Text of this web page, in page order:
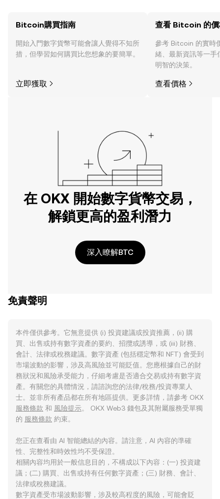
Bitcoin購買指南
開始入門數字貨幣可能會讓人覺得不知所
措，但學習如何購買比您想象的要簡單。
立即獲取
查看 Bitcoin 的
參考 Bitcoin 的實時
緒、最新資訊等一手
明智的決策。
查看價格
在 OKX 開始數字貨幣交易，
解鎖更高的盈利潛力
深入瞭解BTC
免責聲明
本件僅供參考。它無意提供 (i) 投資建議或投資推薦，(ii) 購
買、出售或持有數字資產的要約、招攬或誘導，或 (iii) 財務、
會計、法律或稅務建議。數字資產 (包括穩定幣和 NFT) 會受到
市場波動的影響，涉及高風險並可能貶值。您應根據自己的財
務狀況和風險承受能力，仔細考慮是否適合交易或持有數字資
產。有關您的具體情況，請諮詢您的法律/稅務/投資專業人
士。並非所有產品都在所有地區提供。更多詳情，請參考 OKX
服務條款 和 風險提示。 OKX Web3 錢包及其附屬服務受單獨
的 服務條款 約束。
您正在查看由 AI 智能總結的內容。請注意，AI 內容的準確
性、完整性和時效性均不受保證。
相關內容均用於一般信息目的，不構成以下內容：(一) 投資建
議；(二) 購買、出售或持有任何數字資產；(三) 財務、會計、
法律或稅務建議。
數字資產受市場波動影響，涉及較高程度的風險，可能會貶